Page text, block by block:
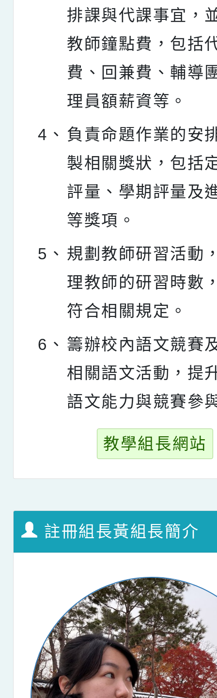
排課與代課事宜，
教師鐘點費，包括
費、回兼費、輔導
理員額薪資等。
4、 負責命題作業的安
製相關獎狀，包括
評量、學期評量及
等獎項。
5、 規劃教師研習活動
理教師的研習時數
符合相關規定。
6、 籌辦校內語文競賽
相關語文活動，提
語文能力與競賽參
教學組長網站
註冊組長黃組長簡介